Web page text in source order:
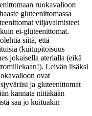
ruokavalioon
gluteenittomassa
viljavalmisteet
ei-gluteenittomat.
siitä, että
(kuitupitoisuus
jokaisella aterialla (eikä
Leivän lisäksi
ovat
ja gluteenittomat
kannata niitäkään
saa jo kuituakin